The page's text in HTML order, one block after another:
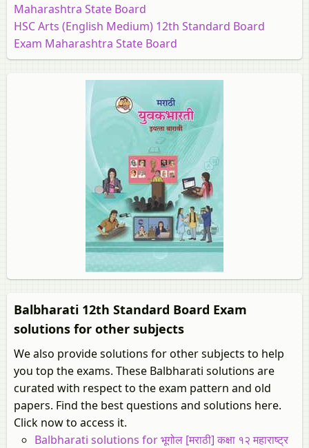
Maharashtra State Board
HSC Arts (English Medium) 12th Standard Board
Exam Maharashtra State Board
Balbharati 12th Standard Board Exam
solutions for other subjects
We also provide solutions for other subjects to help
you top the exams. These Balbharati solutions are
curated with respect to the exam pattern and old
papers. Find the best questions and solutions here.
Click now to access it.
Balbharati solutions for भूगोल [मराठी] कक्षा १२ महाराष्ट्र